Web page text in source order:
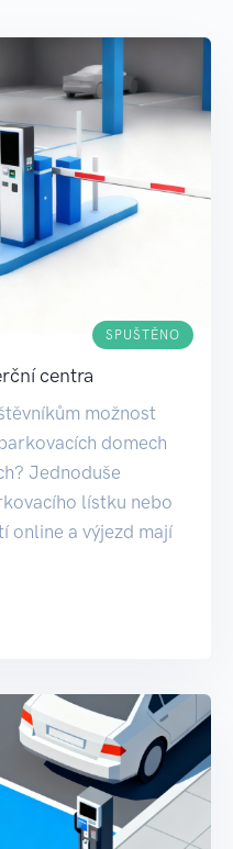
SPUŠTĚNO
centra
možnost
domech
Jednoduše
lístku nebo
online a výjezd mají